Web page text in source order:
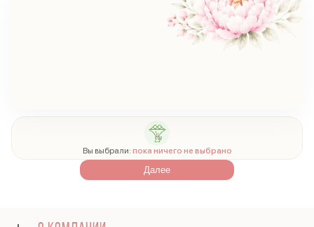
Вы выбрали: пока ничего не выбрано
Далее